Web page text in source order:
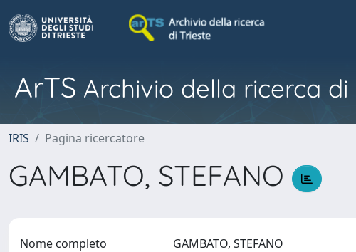
ArTS Archivio della ricerca di
IRIS Pagina ricercatore
GAMBATO, STEFANO
Nome completo GAMBATO, STEFANO